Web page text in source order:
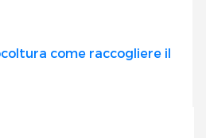
come raccogliere il